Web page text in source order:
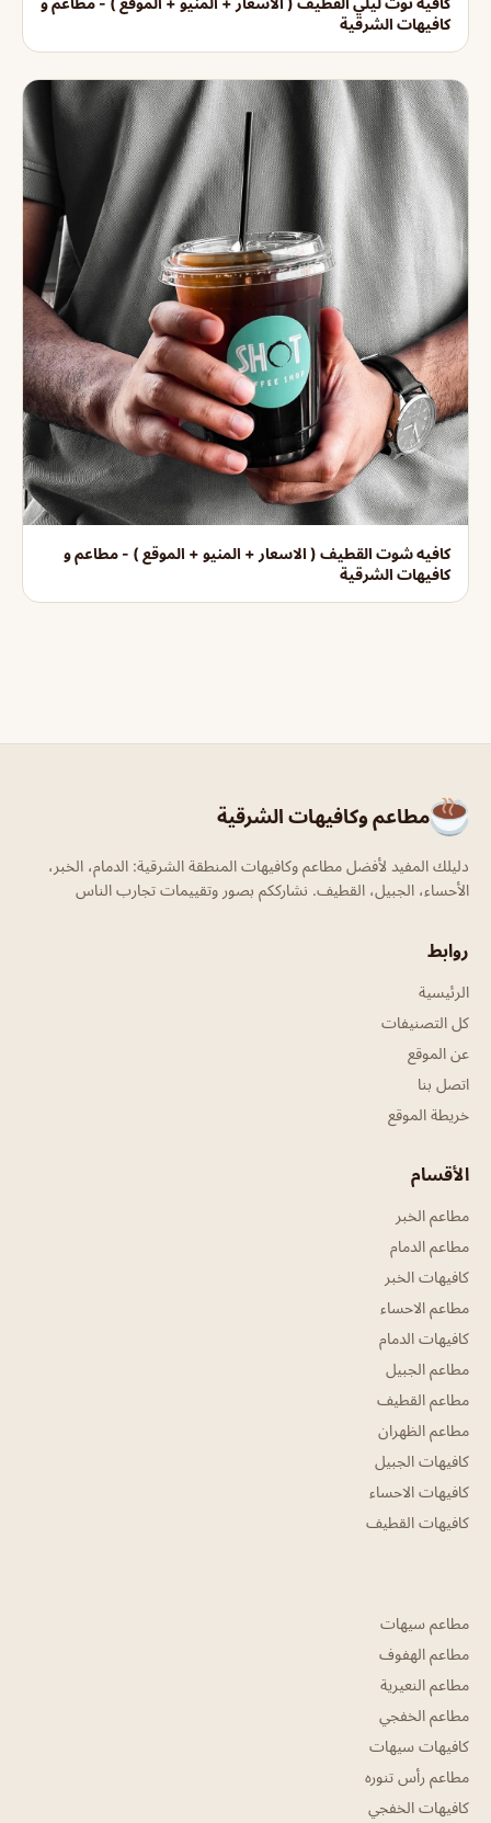
كافيهات الشرقية
كافيه شوت القطيف ( الاسعار + المنيو + الموقع ) - مطاعم و
كافيهات الشرقية
مطاعم وكافيهات الشرقية
دليلك المفيد لأفضل مطاعم وكافيهات المنطقة الشرقية: الدمام، الخبر،
الأحساء، الجبيل، القطيف. نشارككم بصور وتقييمات تجارب الناس
روابط
الرئيسية
كل التصنيفات
عن الموقع
اتصل بنا
خريطة الموقع
الأقسام
مطاعم الخبر
مطاعم الدمام
كافيهات الخبر
مطاعم الاحساء
كافيهات الدمام
مطاعم الجبيل
مطاعم القطيف
مطاعم الظهران
كافيهات الجبيل
كافيهات الاحساء
كافيهات القطيف
مطاعم سيهات
مطاعم الهفوف
مطاعم النعيرية
مطاعم الخفجي
كافيهات سيهات
مطاعم رأس تنوره
كافيهات الخفجي